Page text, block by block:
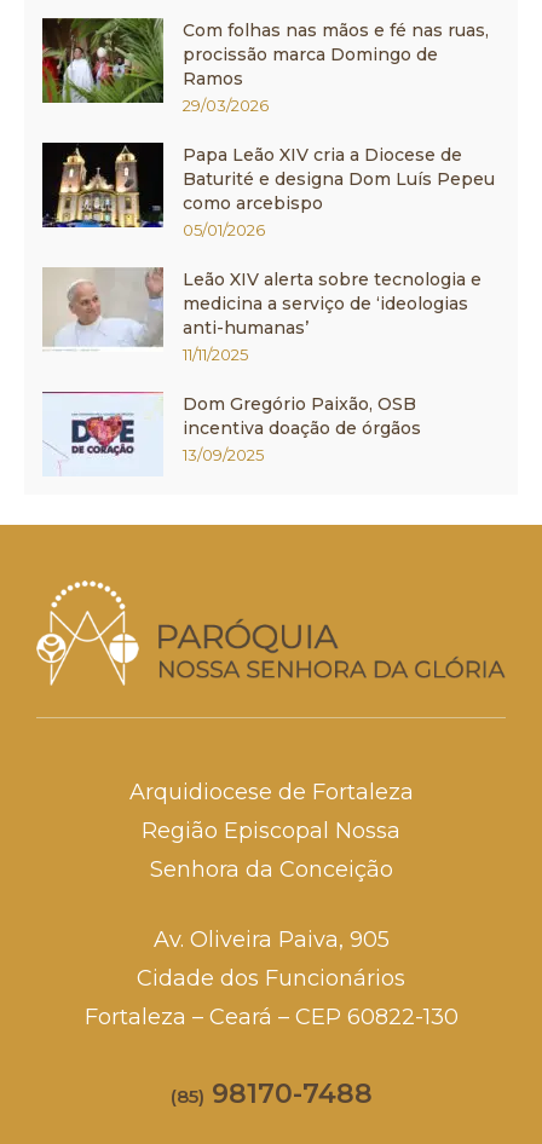
Com folhas nas mãos e fé nas ruas,
procissão marca Domingo de
Ramos
29/03/2026
Papa Leão XIV cria a Diocese de
Baturité e designa Dom Luís Pepeu
como arcebispo
05/01/2026
Leão XIV alerta sobre tecnologia e
medicina a serviço de ‘ideologias
anti-humanas’
11/11/2025
Dom Gregório Paixão, OSB
incentiva doação de órgãos
13/09/2025
Arquidiocese de Fortaleza
Região Episcopal Nossa
Senhora da Conceição
Av. Oliveira Paiva, 905
Cidade dos Funcionários
Fortaleza – Ceará – CEP 60822-130
(85) 98170-7488